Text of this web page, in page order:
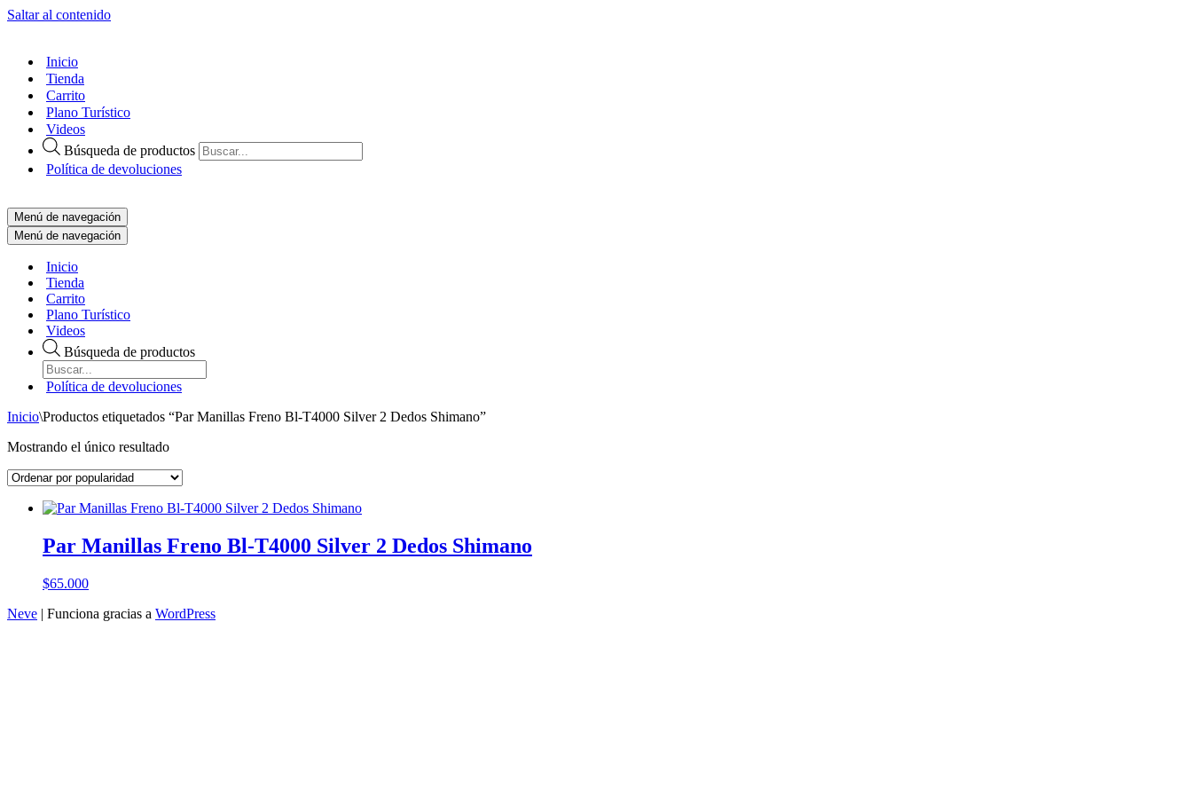
Saltar al contenido
Inicio
Tienda
Carrito
Plano Turístico
Videos
Búsqueda de productos
Política de devoluciones
Menú de navegación
Menú de navegación
Inicio
Tienda
Carrito
Plano Turístico
Videos
Búsqueda de productos
Política de devoluciones
Inicio\Productos etiquetados “Par Manillas Freno Bl-T4000 Silver 2 Dedos Shimano”
Mostrando el único resultado
Par Manillas Freno Bl-T4000 Silver 2 Dedos Shimano
$65.000
Neve | Funciona gracias a WordPress